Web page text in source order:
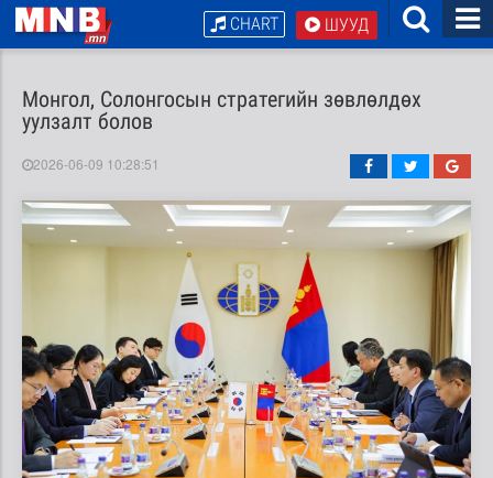
ШУУД
CHART
Монгол, Солонгосын стратегийн зөвлөлдөх
уулзалт болов
2026-06-09 10:28:51